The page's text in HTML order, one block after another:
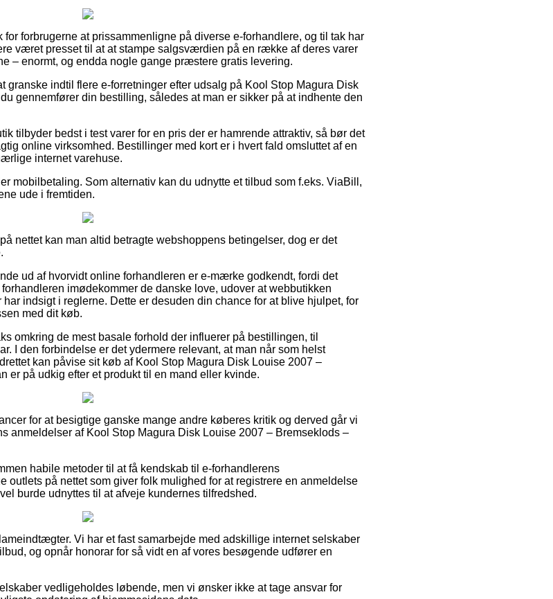
forbrugerne at prissammenligne på diverse e-forhandlere, og til tak har
været presset til at at stampe salgsværdien på en række af deres varer
– enormt, og endda nogle gange præstere gratis levering.
granske indtil flere e-forretninger efter udsalg på Kool Stop Magura Disk
gennemfører din bestilling, således at man er sikker på at indhente den
tilbyder bedst i test varer for en pris der er hamrende attraktiv, så bør det
online virksomhed. Bestillinger med kort er i hvert fald omsluttet af en
internet varehuse.
mobilbetaling. Som alternativ kan du udnytte et tilbud som f.eks. ViaBill,
ude i fremtiden.
nettet kan man altid betragte webshoppens betingelser, dog er det
ud af hvorvidt online forhandleren er e-mærke godkendt, fordi det
imødekommer de danske love, udover at webbutikken
indsigt i reglerne. Dette er desuden din chance for at blive hjulpet, for
med dit køb.
omkring de mest basale forhold der influerer på bestillingen, til
I den forbindelse er det ydermere relevant, at man når som helst
kan påvise sit køb af Kool Stop Magura Disk Louise 2007 –
er på udkig efter et produkt til en mand eller kvinde.
for at besigtige ganske mange andre køberes kritik og derved går vi
anmeldelser af Kool Stop Magura Disk Louise 2007 – Bremseklods –
habile metoder til at få kendskab til e-forhandlerens
outlets på nettet som giver folk mulighed for at registrere en anmeldelse
burde udnyttes til at afveje kundernes tilfredshed.
Vi har et fast samarbejde med adskillige internet selskaber
og opnår honorar for så vidt en af vores besøgende udfører en
vedligeholdes løbende, men vi ønsker ikke at tage ansvar for